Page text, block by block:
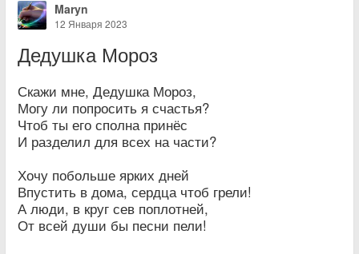
Maryn
12 Января 2023
Дедушка Мороз
Скажи мне, Дедушка Мороз,
Могу ли попросить я счастья?
Чтоб ты его сполна принёс
И разделил для всех на части?
Хочу побольше ярких дней
Впустить в дома, сердца чтоб грели!
А люди, в круг сев поплотней,
От всей души бы песни пели!